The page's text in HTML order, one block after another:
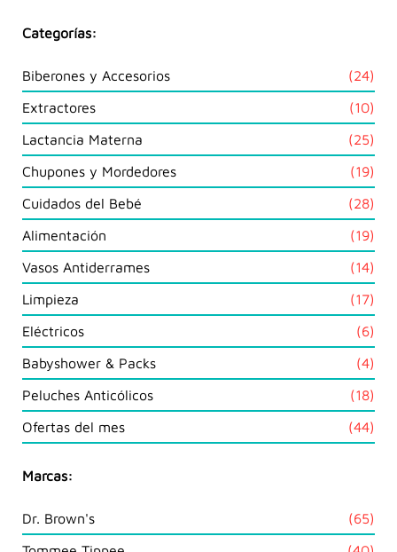
Categorías:
Biberones y Accesorios 2424
Extractores 1010
Lactancia Materna 2525
Chupones y Mordedores 1919
Cuidados del Bebé 2828
Alimentación 1919
Vasos Antiderrames 1414
Limpieza 1717
Eléctricos 66
Babyshower & Packs 44
Peluches Anticólicos 1818
Ofertas del mes 4444
Marcas:
Dr. Brown's
(65)